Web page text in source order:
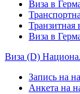
Виза в
Транзитная
Виза в
Виза (D)
Запись на
Анкета на